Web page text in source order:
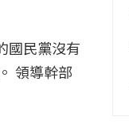
國民黨沒有
領導幹部